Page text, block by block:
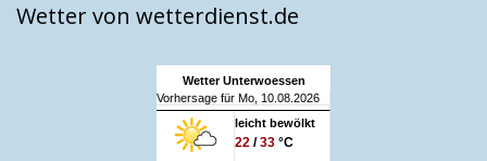
Wetter von wetterdienst.de
Wetter Unterwoessen
Vorhersage für Mo, 10.08.2026
leicht bewölkt
22 /33 °C